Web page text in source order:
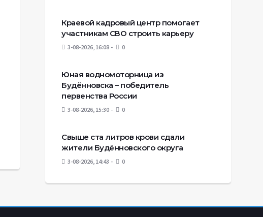
Краевой кадровый центр помогает
участникам СВО строить карьеру
3-08-2026, 16:08 0
Юная водномоторница из
Будённовска – победитель
первенства России
3-08-2026, 15:30 0
Свыше ста литров крови сдали
жители Будённовского округа
3-08-2026, 14:43 0